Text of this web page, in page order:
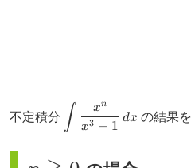
不定積分
\small
\displaystyle
∫ x3 − 1
xn
dx の結果